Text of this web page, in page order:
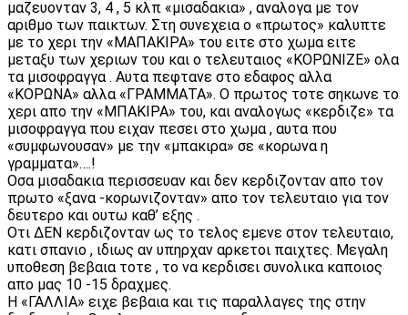
μαζευονταν 3, 4 , 5 κλπ «μισαδακια» , αναλογα με τον
αριθμο των παικτων. Στη συνεχεια ο «πρωτος» καλυπτε
με το χερι την «ΜΑΠAΚΙΡΑ» του ειτε στο χωμα ειτε
μεταξυ των χεριων του και ο τελευταιος «ΚΟΡΩΝΙΖΕ» ολα
τα μισοφραγγα . Αυτα πεφτανε στο εδαφος αλλα
«ΚΟΡΩΝΑ» αλλα «ΓΡΑΜΜΑΤΑ». Ο πρωτος τοτε σηκωνε το
χερι απο την «ΜΠΑΚΙΡΑ» του, και αναλογως «κερδιζε» τα
μισοφραγγα που ειχαν πεσει στο χωμα , αυτα που
«συμφωνουσαν» με την «μπακιρα» σε «κορωνα η
γραμματα»….!
Οσα μισαδακια περισσευαν και δεν κερδιζονταν απο τον
πρωτο «ξανα -κορωνιζονταν» απο τον τελευταιο για τον
δευτερο και ουτω καθ’ εξης .
Οτι ΔΕΝ κερδιζονταν ως το τελος εμενε στον τελευταιο,
κατι σπανιο , ιδιως αν υπηρχαν αρκετοι παιχτες. Μεγαλη
υποθεση βεβαια τοτε , το να κερδισει συνολικα καποιος
απο μας 10 -15 δραχμες.
Η «ΓΑΛΛΙΑ» ειχε βεβαια και τις παραλλαγες της στην